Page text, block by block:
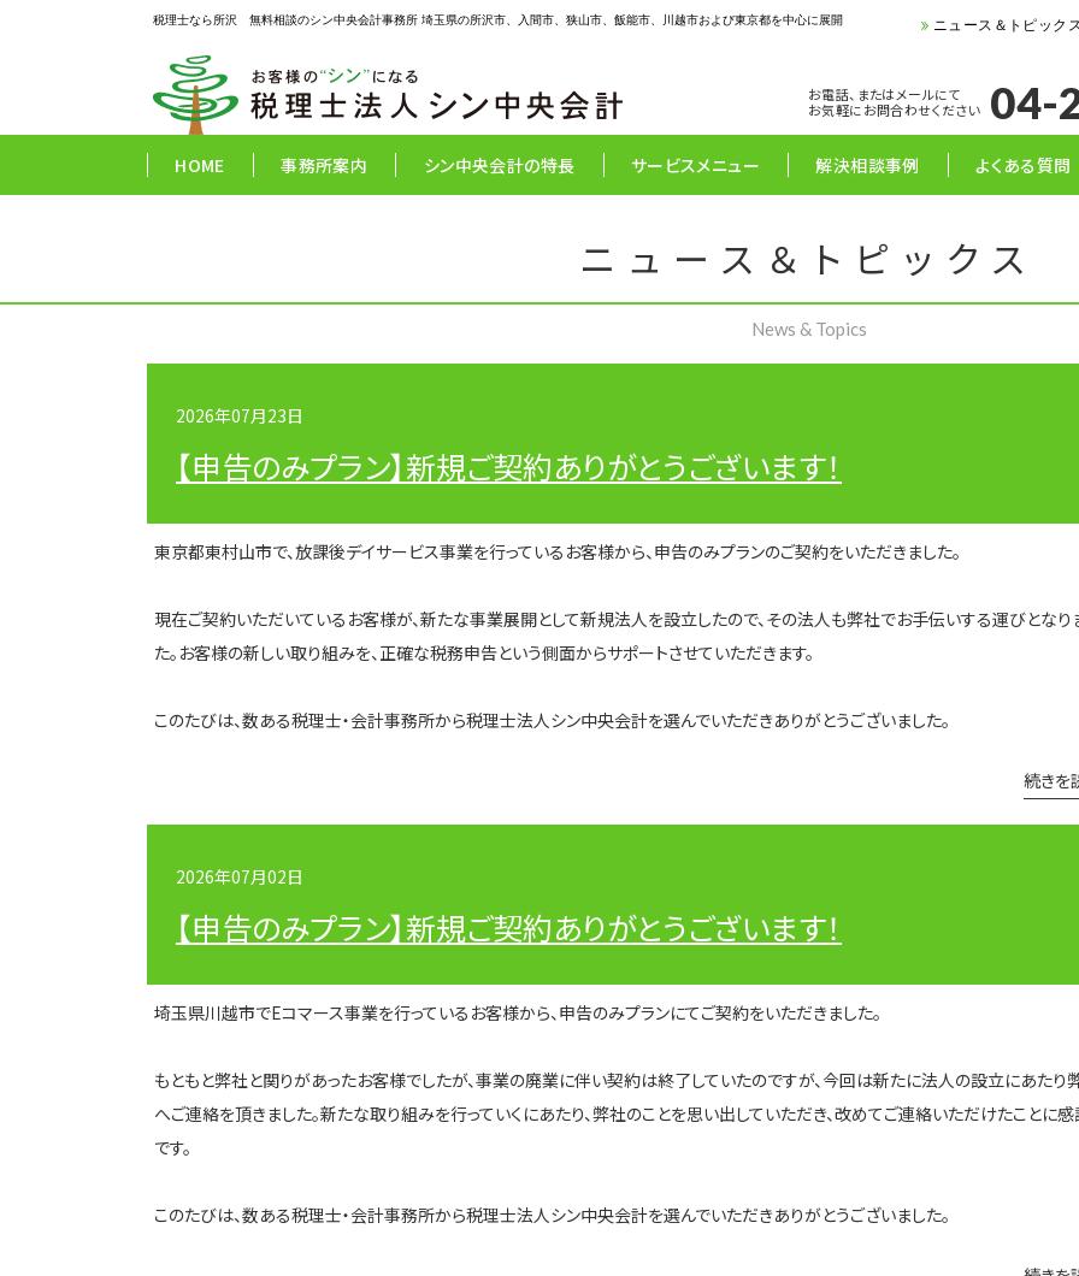
税理士なら所沢 無料相談のシン中央会計事務所 埼玉県の所沢市、入間市、狭山市、飯能市、川越市および東京都を中心に展開
お電話、またはメールにて
お気軽にお問合わせください 04-
HOME 事務所案内 シン中央会計の特長 サービスメニュー 解決相談事例 よくある質問
ニュース＆トピック
ニュース＆トピックス
2026年07月23日
【申告のみプラン】新規ご契約ありがとうございます！
東京都東村山市で、放課後デイサービス事業を行っているお客様から、申告のみプランのご契約をいただきました。
現在ご契約いただいているお客様が、新たな事業展開として新規法人を設立したので、その法人も弊社でお手伝いする運びとなり
た。お客様の新しい取り組みを、正確な税務申告という側面からサポートさせていただきます。
このたびは、数ある税理士・会計事務所から税理士法人シン中央会計を選んでいただきありがとうございました。
続きを
2026年07月02日
【申告のみプラン】新規ご契約ありがとうございます！
埼玉県川越市でEコマース事業を行っているお客様から、申告のみプランにてご契約をいただきました。
もともと弊社と関りがあったお客様でしたが、事業の廃業に伴い契約は終了していたのですが、今回は新たに法人の設立にあたり
へご連絡を頂きました。新たな取り組みを行っていくにあたり、弊社のことを思い出していただき、改めてご連絡いただけたことに
です。
このたびは、数ある税理士・会計事務所から税理士法人シン中央会計を選んでいただきありがとうございました。